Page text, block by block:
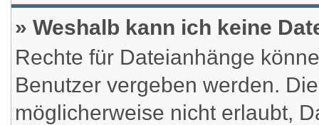
» Weshalb kann ich keine
Rechte für Dateianhänge
Benutzer vergeben werden.
möglicherweise nicht erlaubt,